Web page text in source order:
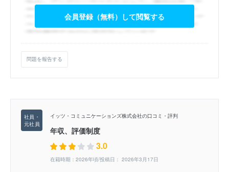
会員登録（無料）して閲覧する
問題を報告する
イッツ・コミュニケーションズ株式会社の口コミ・評判
年収、評価制度
3.0
在籍時期：2026年頃/投稿日： 2026年3月17日